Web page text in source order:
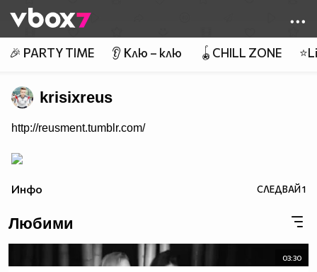
👾
🎉 PARTY TIME 👂 Клю – клю 🪀CHILL ZONE
krisixreus
http://reusment.tumblr.com/
Инфо СЛЕДВАЙ1
Любими
03:30